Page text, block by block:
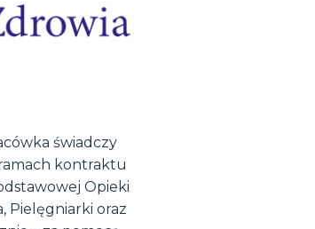
świadczy
kontraktu
Opieki
Pielęgniarki oraz